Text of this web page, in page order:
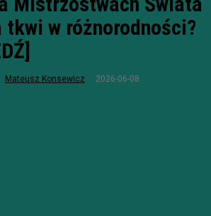
tkwi w różnorodności?
Mateusz Konsewicz 2026-06-08